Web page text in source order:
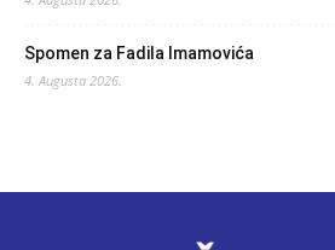
Spomen za Fadila Imamovića
4. Augusta 2026.